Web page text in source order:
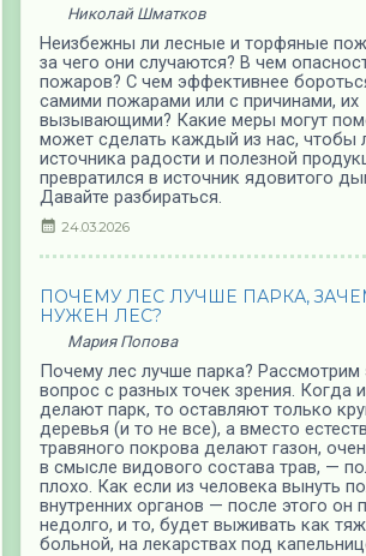
Николай Шматков
Неизбежны ли лесные и торфяные
за чего они случаются? В чем
пожаров? С чем эффективнее
самими пожарами или с причинами, их
вызывающими? Какие меры могут
может сделать каждый из нас, чтобы
источника радости и полезной
превратился в источник ядовитого
Давайте разбираться.
24.03.2026
ПОЧЕМУ ЛЕС ЛУЧШЕ ПАРКА,
НУЖЕН ЛЕС?
Мария Попова
Почему лес лучше парка? Рассмотрим
вопрос с разных точек зрения. Когда
делают парк, то оставляют только
деревья (и то не все), а вместо
травяного покрова делают газон,
в смысле видового состава трав, —
плохо. Как если из человека вынуть
внутренних органов — после этого он
недолго, и то, будет выживать как
больной, на лекарствах под